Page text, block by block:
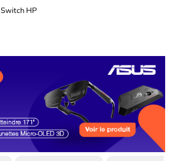
Switch HP